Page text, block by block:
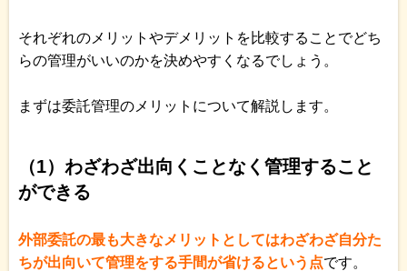
それぞれのメリットやデメリットを比較することでどち
らの管理がいいのかを決めやすくなるでしょう。
まずは委託管理のメリットについて解説します。
（1）わざわざ出向くことなく管理すること
ができる
外部委託の最も大きなメリットとしてはわざわざ自分た
ちが出向いて管理をする手間が省けるという点です。